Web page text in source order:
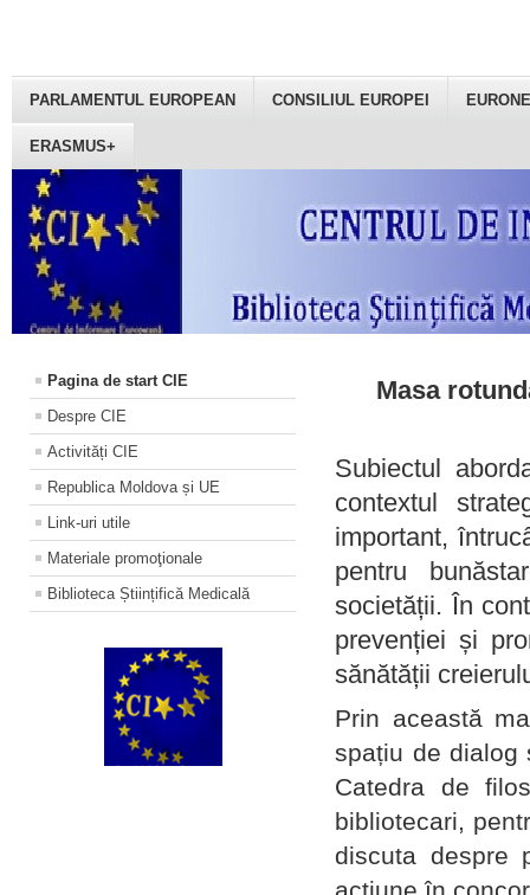
PARLAMENTUL EUROPEAN CONSILIUL EUROPEI
ERASMUS+
Pagina de start CIE
Despre CIE
Activități CIE
Republica Moldova și UE
Link-uri utile
Materiale promoţionale
Biblioteca Științifică Medicală
Masa
Subiectul
contextul
important,
pentru
societății. În
prevenției și
sănătății
Prin această
spațiu de dialog
Catedra de
bibliotecari,
discuta despre